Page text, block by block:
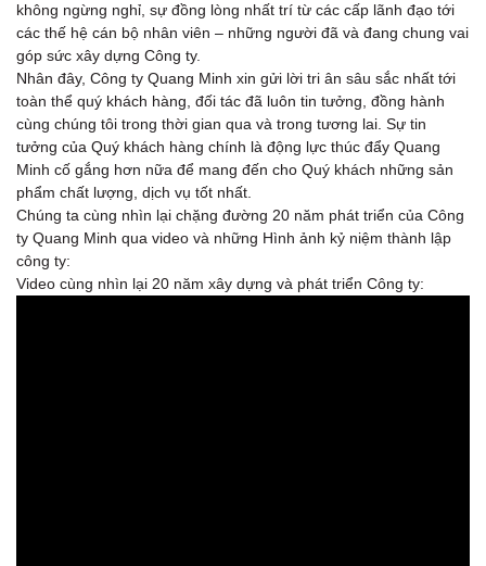
không ngừng nghỉ, sự đồng lòng nhất trí từ các cấp lãnh đạo tới
các thế hệ cán bộ nhân viên – những người đã và đang chung vai
góp sức xây dựng Công ty.
Nhân đây, Công ty Quang Minh xin gửi lời tri ân sâu sắc nhất tới
toàn thể quý khách hàng, đối tác đã luôn tin tưởng, đồng hành
cùng chúng tôi trong thời gian qua và trong tương lai. Sự tin
tưởng của Quý khách hàng chính là động lực thúc đẩy Quang
Minh cố gắng hơn nữa để mang đến cho Quý khách những sản
phẩm chất lượng, dịch vụ tốt nhất.
Chúng ta cùng nhìn lại chặng đường 20 năm phát triển của Công
ty Quang Minh qua video và những Hình ảnh kỷ niệm thành lập
công ty:
Video cùng nhìn lại 20 năm xây dựng và phát triển Công ty: